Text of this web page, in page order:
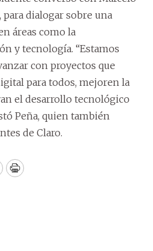
para dialogar sobre una
áreas como la
y tecnología. “Estamos
con proyectos que
para todos, mejoren la
el desarrollo tecnológico
Peña, quien también
de Claro.
Print